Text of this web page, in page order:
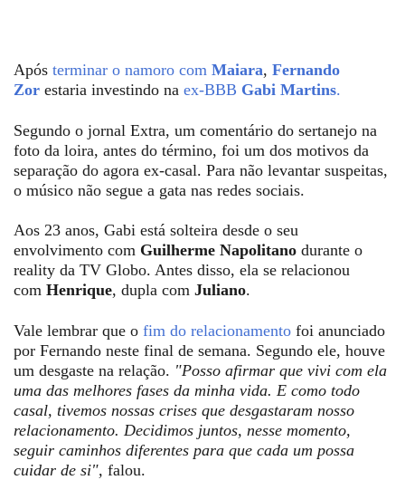
Após terminar o namoro com Maiara, Fernando
Zor estaria investindo na ex-BBB Gabi Martins.
Segundo o jornal Extra, um comentário do sertanejo na
foto da loira, antes do término, foi um dos motivos da
separação do agora ex-casal. Para não levantar suspeitas,
o músico não segue a gata nas redes sociais.
Aos 23 anos, Gabi está solteira desde o seu
envolvimento com Guilherme Napolitano durante o
reality da TV Globo. Antes disso, ela se relacionou
com Henrique, dupla com Juliano.
Vale lembrar que o fim do relacionamento foi anunciado
por Fernando neste final de semana. Segundo ele, houve
um desgaste na relação. "Posso afirmar que vivi com ela
uma das melhores fases da minha vida. E como todo
casal, tivemos nossas crises que desgastaram nosso
relacionamento. Decidimos juntos, nesse momento,
seguir caminhos diferentes para que cada um possa
cuidar de si", falou.